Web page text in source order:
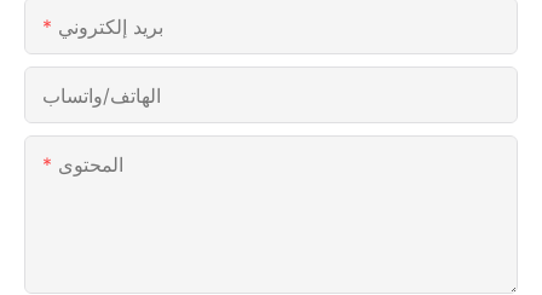
بريد إلكتروني
الهاتف/واتساب
المحتوى